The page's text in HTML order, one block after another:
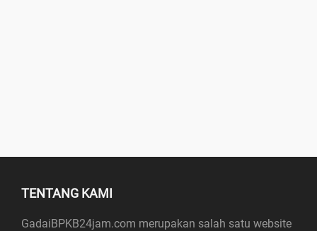
TENTANG KAMI
GadaiBPKB24jam.com merupakan salah satu website